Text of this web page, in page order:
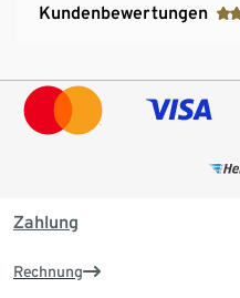
Kundenbewertungen
Zahlung
Rechnung